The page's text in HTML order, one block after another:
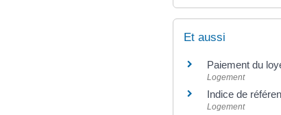
Et aussi
Paiement du
Logement
Indice de
Logement